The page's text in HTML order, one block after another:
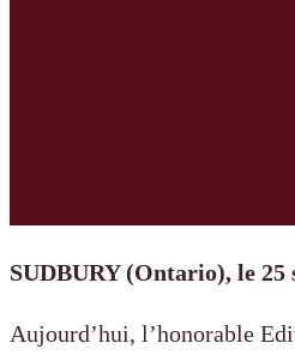
SUDBURY (Ontario), le 25
Aujourd’hui, l’honorable